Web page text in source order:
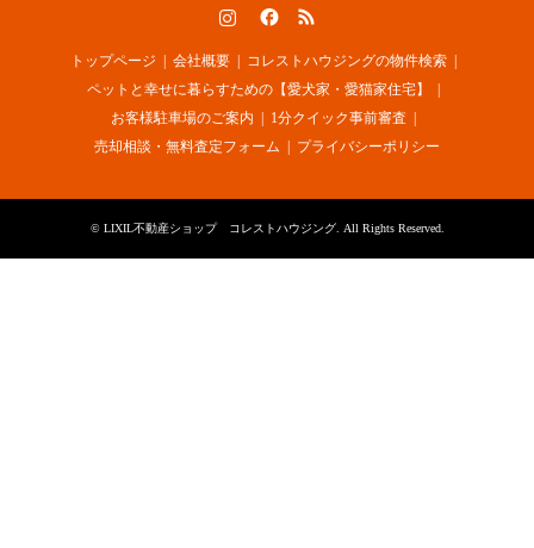
トップページ 会社概要
コレストハウジングの物件検索
ペットと幸せに暮らすための【愛犬家・愛猫家住宅】
お客様駐車場のご案内
1分クイック事前審査
売却相談・無料査定フォーム
プライバシーポリシー
© LIXIL不動産ショップ コレストハウジング. All Rights Reserved.